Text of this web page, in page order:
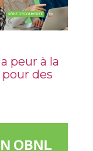
peur à la
des